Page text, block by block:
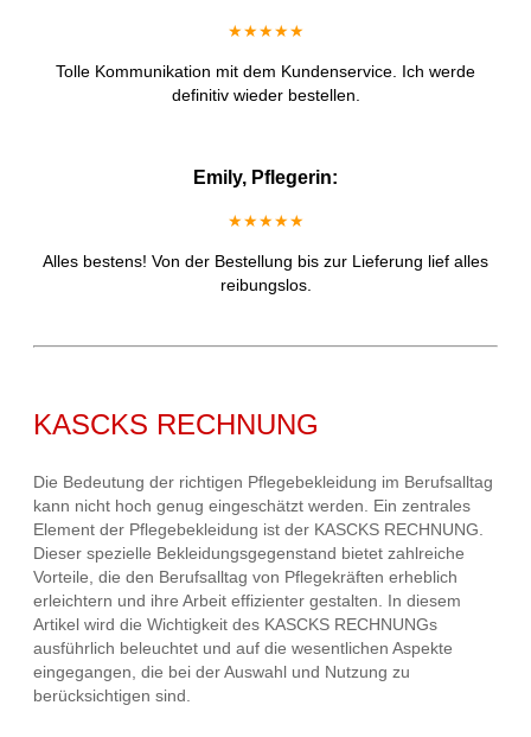
★★★★★
Tolle Kommunikation mit dem Kundenservice. Ich werde
definitiv wieder bestellen.
Emily, Pflegerin:
★★★★★
Alles bestens! Von der Bestellung bis zur Lieferung lief alles
reibungslos.
KASCKS RECHNUNG
Die Bedeutung der richtigen Pflegebekleidung im Berufsalltag
kann nicht hoch genug eingeschätzt werden. Ein zentrales
Element der Pflegebekleidung ist der KASCKS RECHNUNG.
Dieser spezielle Bekleidungsgegenstand bietet zahlreiche
Vorteile, die den Berufsalltag von Pflegekräften erheblich
erleichtern und ihre Arbeit effizienter gestalten. In diesem
Artikel wird die Wichtigkeit des KASCKS RECHNUNGs
ausführlich beleuchtet und auf die wesentlichen Aspekte
eingegangen, die bei der Auswahl und Nutzung zu
berücksichtigen sind.